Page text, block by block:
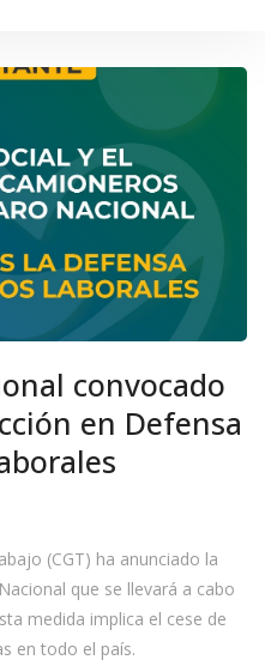
convocado
en Defensa
(CGT) ha anunciado la
que se llevará a cabo
medida implica el cese de
en todo el país.